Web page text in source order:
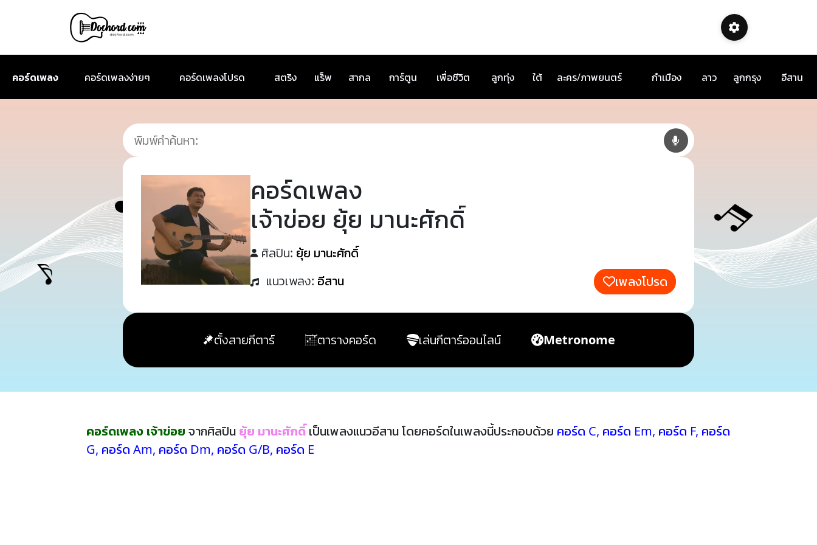
คอร์ดเพลง คอร์ดเพลงง่ายๆ คอร์ดเพลงโปรด สตริง แร็พ สากล การ์ตูน เพื่อชีวิต ลูกทุ่ง ใต้ ละคร/ภาพยนตร์ กำเมือง ลาว ลูกกรุง อีสาน
คอร์ดเพลง
เจ้าข่อย ยุ้ย มานะศักดิ์
ศิลปิน: ยุ้ย มานะศักดิ์
แนวเพลง: อีสาน เพลงโปรด
ตั้งสายกีตาร์ ตารางคอร์ด เล่นกีตาร์ออนไลน์ Metronome
คอร์ดเพลง เจ้าข่อย จากศิลปิน ยุ้ย มานะศักดิ์ เป็นเพลงแนวอีสาน โดยคอร์ดในเพลงนี้ประกอบด้วย คอร์ด C, คอร์ด Em, คอร์ด F, คอร์ด
G, คอร์ด Am, คอร์ด Dm, คอร์ด G/B, คอร์ด E